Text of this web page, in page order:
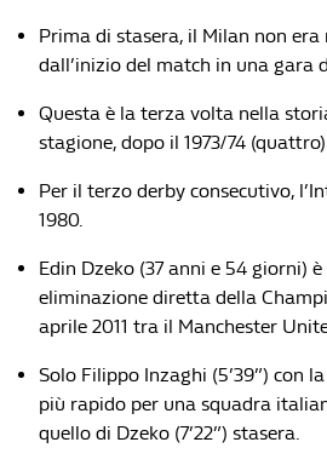
Prima di stasera, il Milan non
dall’inizio del match in una gara
Questa è la terza volta nella
stagione, dopo il 1973/74
Per il terzo derby consecutivo,
1980.
Edin Dzeko (37 anni e 54 giorni)
eliminazione diretta della
aprile 2011 tra il Manchester
Solo Filippo Inzaghi (5’39”) con
più rapido per una squadra
quello di Dzeko (7’22”) stasera.